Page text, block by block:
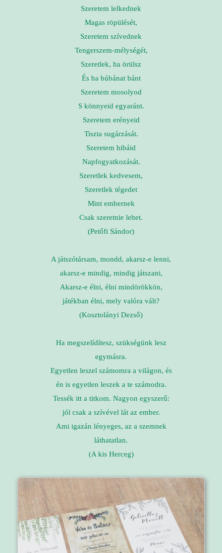
Szeretem lelkednek
Magas röpülését,
Szeretem szívednek
Tengerszem-mélységét,
Szeretlek, ha örülsz
És ha búbánat bánt
Szeretem mosolyod
S könnyeid egyaránt.
Szeretem erényeid
Tiszta sugárzását.
Szeretem hibáid
Napfogyatkozását.
Szeretlek kedvesem,
Szeretlek tégedet
Mint embernek
Csak szeretnie lehet.
(Petőfi Sándor)
A játszótársam, mondd, akarsz-e lenni,
akarsz-e mindig, mindig játszani,
Akarsz-e élni, élni mindörökkön,
játékban élni, mely valóra vált?
(Kosztolányi Dezső)
Ha megszelídítesz, szükségünk lesz
egymásra.
Egyetlen leszel számomra a világon, és
én is egyetlen leszek a te számodra.
Tessék itt a titkom. Nagyon egyszerű:
jól csak a szívével lát az ember.
Ami igazán lényeges, az a szemnek
láthatatlan.
(A kis Herceg)